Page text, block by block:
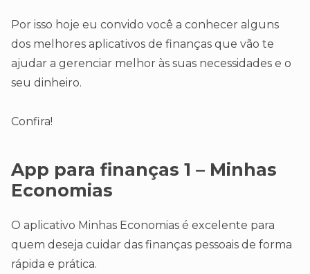
Por isso hoje eu convido você a conhecer alguns
dos melhores aplicativos de finanças que vão te
ajudar a gerenciar melhor às suas necessidades e o
seu dinheiro.
Confira!
App para finanças 1 – Minhas
Economias
O aplicativo Minhas Economias é excelente para
quem deseja cuidar das finanças pessoais de forma
rápida e prática.